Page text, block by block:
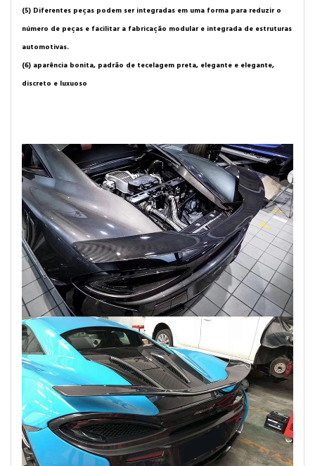
(5) Diferentes peças podem ser integradas em uma forma para reduzir o
número de peças e facilitar a fabricação modular e integrada de estruturas
automotivas.
(6) aparência bonita, padrão de tecelagem preta, elegante e elegante,
discreto e luxuoso